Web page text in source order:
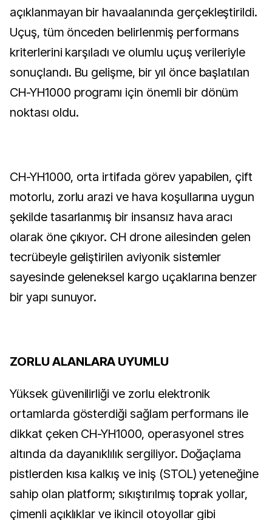
açıklanmayan bir havaalanında gerçekleştirildi.
Uçuş, tüm önceden belirlenmiş performans
kriterlerini karşıladı ve olumlu uçuş verileriyle
sonuçlandı. Bu gelişme, bir yıl önce başlatılan
CH-YH1000 programı için önemli bir dönüm
noktası oldu.
CH-YH1000, orta irtifada görev yapabilen, çift
motorlu, zorlu arazi ve hava koşullarına uygun
şekilde tasarlanmış bir insansız hava aracı
olarak öne çıkıyor. CH drone ailesinden gelen
tecrübeyle geliştirilen aviyonik sistemler
sayesinde geleneksel kargo uçaklarına benzer
bir yapı sunuyor.
ZORLU ALANLARA UYUMLU
Yüksek güvenilirliği ve zorlu elektronik
ortamlarda gösterdiği sağlam performans ile
dikkat çeken CH-YH1000, operasyonel stres
altında da dayanıklılık sergiliyor. Doğaçlama
pistlerden kısa kalkış ve iniş (STOL) yeteneğine
sahip olan platform; sıkıştırılmış toprak yollar,
çimenli açıklıklar ve ikincil otoyollar gibi